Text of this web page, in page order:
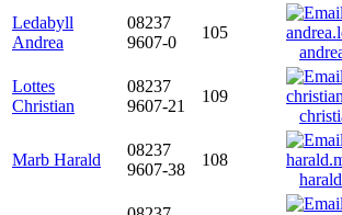
Ledabyll
Andrea
08237
9607-0
105
Lottes
Christian
08237
9607-21
109
Marb Harald
08237
9607-38
108